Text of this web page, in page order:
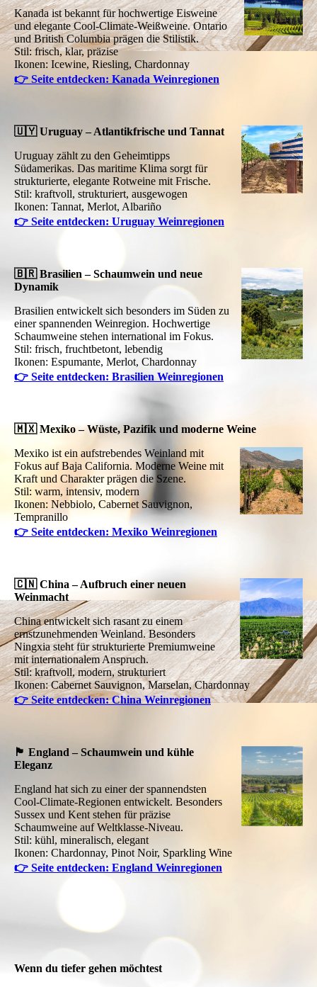
Kanada ist bekannt für hochwertige Eisweine
und elegante Cool-Climate-Weißweine. Ontario
und British Columbia prägen die Stilistik.
Stil: frisch, klar, präzise
Ikonen: Icewine, Riesling, Chardonnay
👉 Seite entdecken: Kanada Weinregionen
🇺🇾 Uruguay – Atlantikfrische und Tannat
Uruguay zählt zu den Geheimtipps
Südamerikas. Das maritime Klima sorgt für
strukturierte, elegante Rotweine mit Frische.
Stil: kraftvoll, strukturiert, ausgewogen
Ikonen: Tannat, Merlot, Albariño
👉 Seite entdecken: Uruguay Weinregionen
🇧🇷 Brasilien – Schaumwein und neue
Dynamik
Brasilien entwickelt sich besonders im Süden zu
einer spannenden Weinregion. Hochwertige
Schaumweine stehen international im Fokus.
Stil: frisch, fruchtbetont, lebendig
Ikonen: Espumante, Merlot, Chardonnay
👉 Seite entdecken: Brasilien Weinregionen
🇲🇽 Mexiko – Wüste, Pazifik und moderne Weine
Mexiko ist ein aufstrebendes Weinland mit
Fokus auf Baja California. Moderne Weine mit
Kraft und Charakter prägen die Szene.
Stil: warm, intensiv, modern
Ikonen: Nebbiolo, Cabernet Sauvignon,
Tempranillo
👉 Seite entdecken: Mexiko Weinregionen
🇨🇳 China – Aufbruch einer neuen
Weinmacht
China entwickelt sich rasant zu einem
ernstzunehmenden Weinland. Besonders
Ningxia steht für strukturierte Premiumweine
mit internationalem Anspruch.
Stil: kraftvoll, modern, strukturiert
Ikonen: Cabernet Sauvignon, Marselan, Chardonnay
👉 Seite entdecken: China Weinregionen
🏴 England – Schaumwein und kühle
Eleganz
England hat sich zu einer der spannendsten
Cool-Climate-Regionen entwickelt. Besonders
Sussex und Kent stehen für präzise
Schaumweine auf Weltklasse-Niveau.
Stil: kühl, mineralisch, elegant
Ikonen: Chardonnay, Pinot Noir, Sparkling Wine
👉 Seite entdecken: England Weinregionen
Wenn du tiefer gehen möchtest